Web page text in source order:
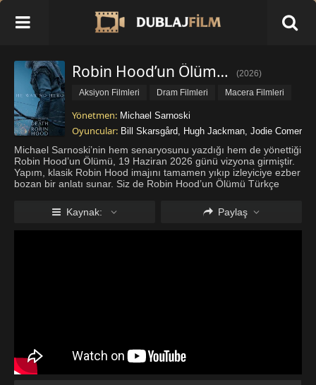
Robin Hood’un Ölümü Türkçe Dublaj İzle (2026)
Aksiyon Filmleri
Dram Filmleri Macera Filmleri
Yönetmen: Michael Sarnoski
Oyuncular: Bill Skarsgård, Hugh Jackman, Jodie Comer
Michael Sarnoski’nin hem senaryosunu yazdığı hem de yönettiği
Robin Hood’un Ölümü, 19 Haziran 2026 günü vizyona girmiştir.
Yapım, klasik Robin Hood imajını tamamen yıkıp izleyiciye ezber
bozan bir anlatı sunar. Siz de Robin Hood’un Ölümü Türkçe
Daha fazla göster
Kaynak: Paylaş